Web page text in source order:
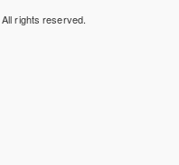
rights reserved.